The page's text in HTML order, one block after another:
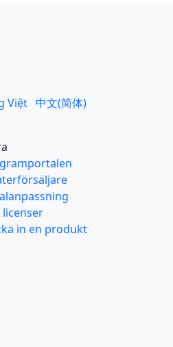
Việt 中文(简体)
licenser
in en produkt